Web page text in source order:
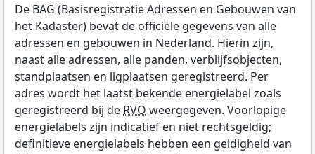
De BAG (Basisregistratie Adressen en Gebouwen van
het Kadaster) bevat de officiële gegevens van alle
adressen en gebouwen in Nederland. Hierin zijn,
naast alle adressen, alle panden, verblijfsobjecten,
standplaatsen en ligplaatsen geregistreerd. Per
adres wordt het laatst bekende energielabel zoals
geregistreerd bij de RVO weergegeven. Voorlopige
energielabels zijn indicatief en niet rechtsgeldig;
definitieve energielabels hebben een geldigheid van